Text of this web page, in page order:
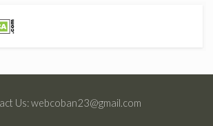
Us: webcoban23@gmail.com